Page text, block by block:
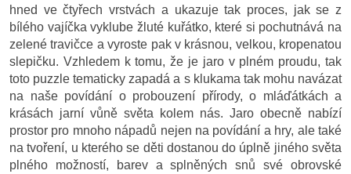
hned ve čtyřech vrstvách a ukazuje tak proces, jak se z
bílého vajíčka vyklube žluté kuřátko, které si pochutnává na
zelené travičce a vyroste pak v krásnou, velkou, kropenatou
slepičku. Vzhledem k tomu, že je jaro v plném proudu, tak
toto puzzle tematicky zapadá a s klukama tak mohu navázat
na naše povídání o probouzení přírody, o mláďátkách a
krásách jarní vůně světa kolem nás. Jaro obecně nabízí
prostor pro mnoho nápadů nejen na povídání a hry, ale také
na tvoření, u kterého se děti dostanou do úplně jiného světa
plného možností, barev a splněných snů své obrovské